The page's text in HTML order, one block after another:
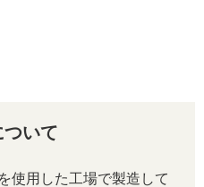
ついて
使用した工場で製造して